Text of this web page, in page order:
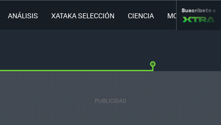
ANÁLISIS XATAKA SELECCIÓN CIENCIA MOVILIDAD
Suscríbete a